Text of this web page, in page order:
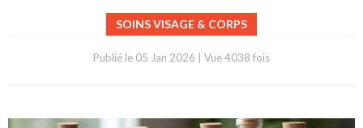
SOINS VISAGE & CORPS
Publié le 05 Jan 2026 Vue 4038 fois